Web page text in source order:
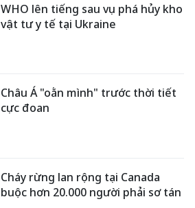
WHO lên tiếng sau vụ phá hủy kho
vật tư y tế tại Ukraine
Châu Á "oằn mình" trước thời tiết
cực đoan
Cháy rừng lan rộng tại Canada
buộc hơn 20.000 người phải sơ tán